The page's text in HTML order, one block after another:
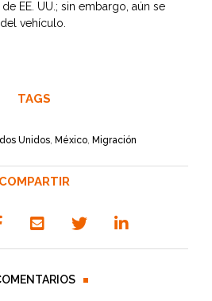
EE. UU.; sin embargo, aún se
vehículo.
TAGS
Unidos, México, Migración
COMPARTIR